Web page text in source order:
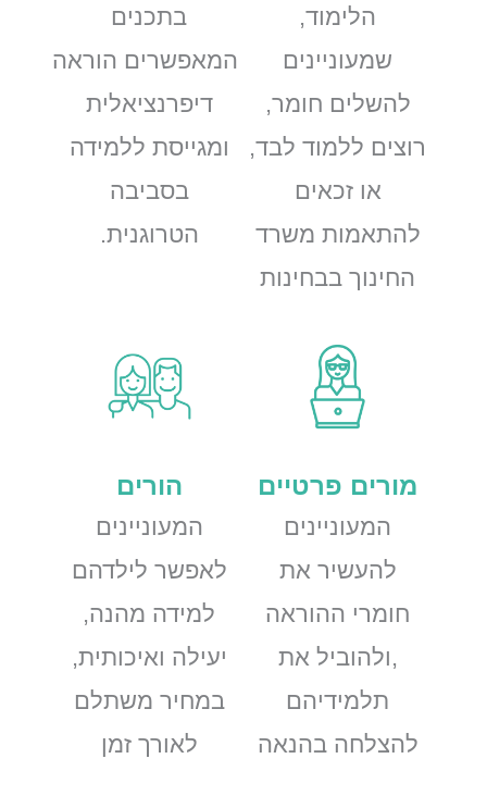
הלימוד,
שמעוניינים
להשלים חומר,
רוצים ללמוד לבד,
או זכאים
להתאמות משרד
החינוך בבחינות
בתכנים
המאפשרים הוראה
דיפרנציאלית
ומגייסת ללמידה
בסביבה
הטרוגנית.
מורים פרטיים
המעוניינים
להעשיר את
חומרי ההוראה
,ולהוביל את
תלמידיהם
להצלחה בהנאה
הורים
המעוניינים
לאפשר לילדהם
למידה מהנה,
יעילה ואיכותית,
במחיר משתלם
לאורך זמן